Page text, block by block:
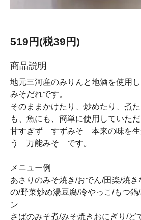
519円(税39円)
商品説明
地元三河産のみりんと地酒を使用
みそだれです。
そのままかけたり、炒めたり、煮
も、魚にも、簡単に使用していただ
甘すぎず すずみそ 本来の味を生
う 万能みそ です。
メニュー例
あさりのみそ焼き/おでん/田楽/焼
の/野菜炒め湯豆腐/冷やっこ/もつ
ン
さばのみそ煮/みそ焼きおにぎり/ど